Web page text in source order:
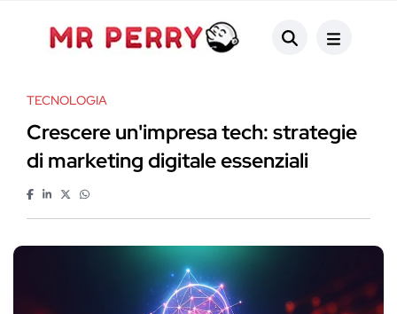
TECNOLOGIA
Crescere un'impresa tech: strategie
di marketing digitale essenziali